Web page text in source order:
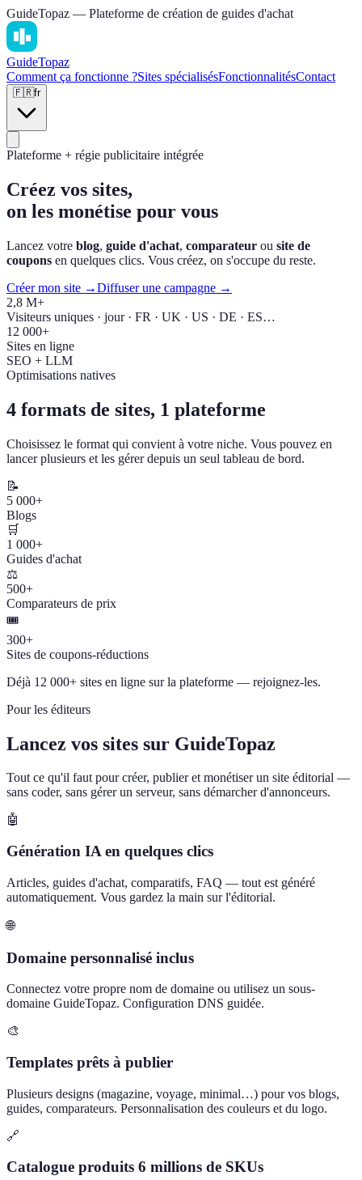
GuideTopaz — Plateforme de création de guides d'achat
GuideTopaz
Comment ça fonctionne ?Sites spécialisésFonctionnalitésContact
🇫🇷fr
Plateforme + régie publicitaire intégrée
Créez vos sites,
on les monétise pour vous
Lancez votre blog, guide d'achat, comparateur ou site de
coupons en quelques clics. Vous créez, on s'occupe du reste.
Créer mon site →Diffuser une campagne →
2,8 M+
Visiteurs uniques · jour · FR · UK · US · DE · ES…
12 000+
Sites en ligne
SEO + LLM
Optimisations natives
4 formats de sites, 1 plateforme
Choisissez le format qui convient à votre niche. Vous pouvez en
lancer plusieurs et les gérer depuis un seul tableau de bord.
📝
5 000+
Blogs
🛒
1 000+
Guides d'achat
⚖️
500+
Comparateurs de prix
🎟️
300+
Sites de coupons-réductions
Déjà 12 000+ sites en ligne sur la plateforme — rejoignez-les.
Pour les éditeurs
Lancez vos sites sur GuideTopaz
Tout ce qu'il faut pour créer, publier et monétiser un site éditorial —
sans coder, sans gérer un serveur, sans démarcher d'annonceurs.
🤖
Génération IA en quelques clics
Articles, guides d'achat, comparatifs, FAQ — tout est généré
automatiquement. Vous gardez la main sur l'éditorial.
🌐
Domaine personnalisé inclus
Connectez votre propre nom de domaine ou utilisez un sous-
domaine GuideTopaz. Configuration DNS guidée.
🎨
Templates prêts à publier
Plusieurs designs (magazine, voyage, minimal…) pour vos blogs,
guides, comparateurs. Personnalisation des couleurs et du logo.
🔗
Catalogue produits 6 millions de SKUs